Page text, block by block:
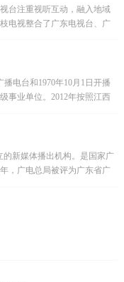
台注重视听互动，融入地域
电视整合了广东电视台、广
电台和1970年10月1日开播
事业单位。2012年按照江西
的新媒体播出机构。是国家广
，广电总局被评为广东省广